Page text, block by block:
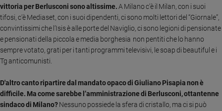
valori
Ambiente
e
Volontariato
Aziende
di
valore
vittoria per Berlusconi sono altissime.A Milano c’è il Milan, con i suoi
tifosi, c’è Mediaset, con i suoi dipendenti, ci sono molti lettori del “Giornale”,
convintissimi che l’Isis è alle porte del Naviglio, ci sono legioni di pensionate
e pensionati della piccola e media borghesia non pentiti che lo hanno
sempre votato, grati per i tanti programmi televisivi, le soap di beautiful e i
Tg anticomunisti.
D'altro canto ripartire dal mandato opaco di Giuliano Pisapia non è
difficile. Ma come sarebbe l’amministrazione di Berlusconi, ottantenne
sindaco di Milano?Nessuno possiede la sfera di cristallo, ma ci si può